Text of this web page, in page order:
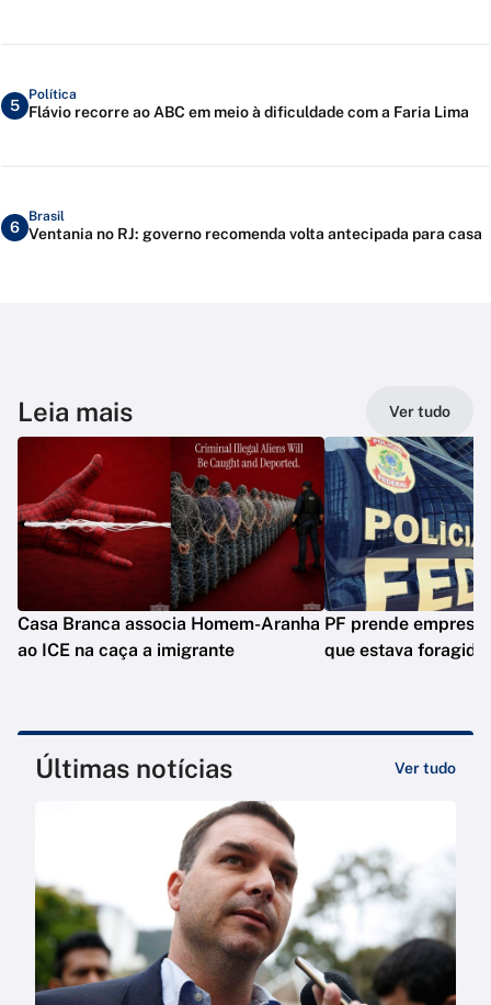
5
Política
Flávio recorre ao ABC em meio à dificuldade com a Faria Lima
6
Brasil
Ventania no RJ: governo recomenda volta antecipada para casa
Leia mais Ver tudo
Casa Branca associa Homem-Aranha
ao ICE na caça a imigrante
PF prende
que estava foragido
Últimas notícias Ver tudo